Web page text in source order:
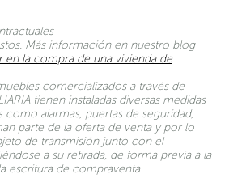
Más información en nuestro blog
en la compra de una vivienda de
comercializados a través de
tienen instaladas diversas medidas
como alarmas, puertas de seguridad,
parte de la oferta de venta y por lo
de transmisión junto con el
a su retirada, de forma previa a la
escritura de compraventa.